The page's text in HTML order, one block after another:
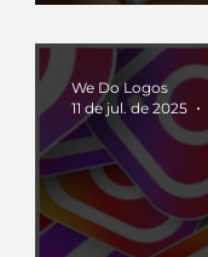
We Do Logos
11 de jul. de 2025